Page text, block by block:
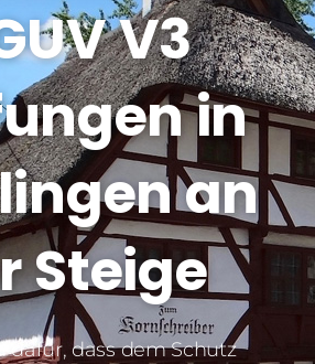
V3
in
an
Steige
dafür, dass dem Schutz